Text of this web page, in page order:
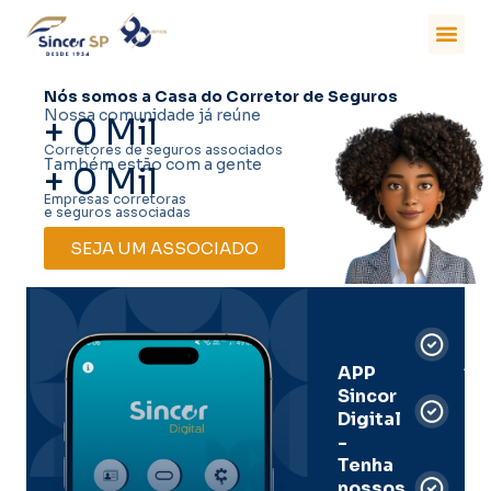
Nós somos a Casa do Corretor de Seguros
Nossa comunidade já reúne
+0 Mil
Corretores de seguros associados
Também estão com a gente
+0Mil
Empresas corretoras
e seguros associadas
SEJA UM ASSOCIADO
APP
Sincor
Digital
-
Tenha